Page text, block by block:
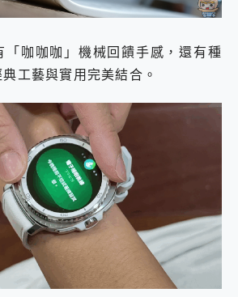
「咖咖咖」機械回饋手感，還有種
工藝與實用完美結合。